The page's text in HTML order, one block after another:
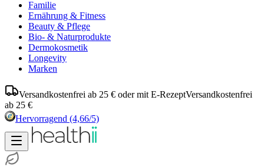
Familie
Ernährung & Fitness
Beauty & Pflege
Bio- & Naturprodukte
Dermokosmetik
Longevity
Marken
Versandkostenfrei ab 25 € oder mit E-RezeptVersandkostenfrei
ab 25 €
Hervorragend (4,66/5)